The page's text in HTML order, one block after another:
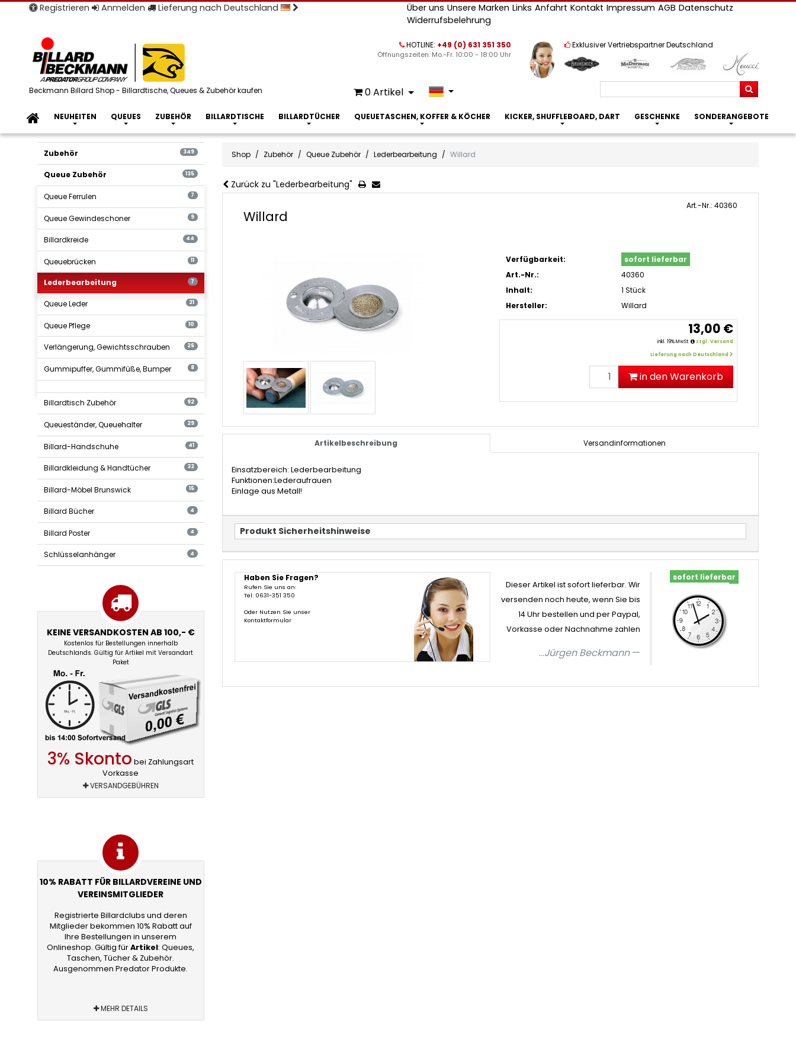
Registrieren Anmelden Lieferung nach Deutschland Über uns Unsere Marken Links Anfahrt Kontakt Impressum AGB Datenschutz
Widerrufsbelehrung
Beckmann Billard Shop - Billardtische, Queues & Zubehör kaufen
Exklusiver Vertriebspartner Deutschland
HOTLINE: +49 (0) 631 351 350
Öffnungszeiten: Mo.-Fr. 10:00 - 18:00 Uhr
0Artikel Suchen
NEUHEITEN QUEUES ZUBEHÖR BILLARDTISCHE BILLARDTÜCHER QUEUETASCHEN, KOFFER & KÖCHER KICKER, SHUFFLEBOARD, DART GESCHENKE SONDERANGEBOTE
Shop Zubehör Queue Zubehör Lederbearbeitung Willard
Zurück zu "Lederbearbeitung"
Willard
Art.-Nr.: 40360
Verfügbarkeit:
sofort lieferbar
Art.-Nr.:
40360
Inhalt:
1 Stück
Hersteller:
Willard
13,00 €
inkl. 19% MwSt.
zzgl. Versand
Lieferung nach Deutschland
in den Warenkorb
Artikelbeschreibung Versandinformationen
Einsatzbereich: Lederbearbeitung
Funktionen:Lederaufrauen
Einlage aus Metall!
Produkt Sicherheitshinweise
Haben Sie Fragen?
Rufen Sie uns an:
Tel: 0631-351 350
Oder Nutzen Sie unser
Kontaktformular
Dieser Artikel ist sofort lieferbar. Wir
versenden noch heute, wenn Sie bis
14 Uhr bestellen und per Paypal,
Vorkasse oder Nachnahme zahlen
...Jürgen Beckmann
sofort lieferbar
Zubehör 349
Queue Zubehör 135
Queue Ferrulen 7
Queue Gewindeschoner 9
Billardkreide 44
Queuebrücken 11
Lederbearbeitung 7
Queue Leder 21
Queue Pflege 10
Verlängerung, Gewichtsschrauben 26
Gummipuffer, Gummifüße, Bumper 8
Billardtisch Zubehör 92
Queueständer, Queuehalter 29
Billard-Handschuhe 41
Billardkleidung & Handtücher 32
Billard-Möbel Brunswick 15
Billard Bücher 4
Billard Poster 4
Schlüsselanhänger 4
KEINE VERSANDKOSTEN AB 100,- €
Kostenlos für Bestellungen innerhalb
Deutschlands. Gültig für Artikel mit Versandart
Paket
3% Skonto bei Zahlungsart
Vorkasse
VERSANDGEBÜHREN
10% RABATT FÜR BILLARDVEREINE UND
VEREINSMITGLIEDER
Registrierte Billardclubs und deren
Mitglieder bekommen 10% Rabatt auf
Ihre Bestellungen in unserem
Onlineshop. Gültig fürArtikel: Queues,
Taschen, Tücher & Zubehör.
Ausgenommen Predator Produkte.
MEHR DETAILS